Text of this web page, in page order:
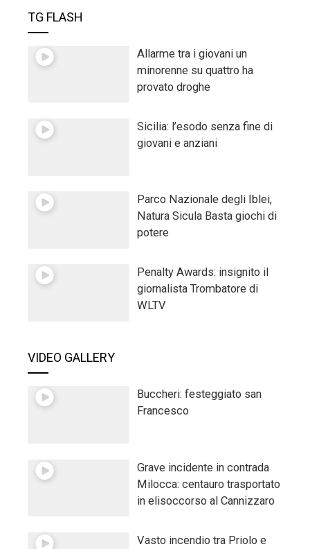
TG FLASH
Allarme tra i giovani un
minorenne su quattro ha
provato droghe
Sicilia: l’esodo senza fine di
giovani e anziani
Parco Nazionale degli Iblei,
Natura Sicula Basta giochi di
potere
Penalty Awards: insignito il
giornalista Trombatore di
WLTV
VIDEO GALLERY
Buccheri: festeggiato san
Francesco
Grave incidente in contrada
Milocca: centauro trasportato
in elisoccorso al Cannizzaro
Vasto incendio tra Priolo e